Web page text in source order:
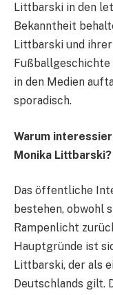
Littbarski in den
Bekanntheit
Littbarski und
Fußballgeschichte
in den Medien
sporadisch.
Warum
Monika Littbarski?
Das öffentliche
bestehen, obwohl
Rampenlicht
Hauptgründe ist
Littbarski, der als
Deutschlands gilt.